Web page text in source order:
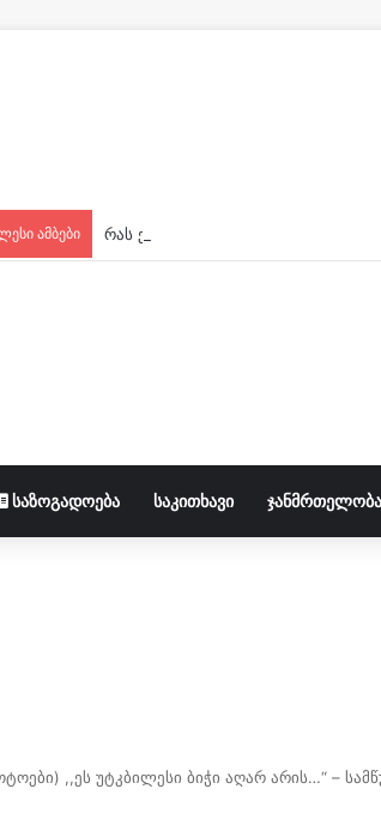
ამბები
საზოგადოება საკითხავი ჯანმრთელობა
,,ეს უტკბილესი ბიჭი აღარ არის…“ –